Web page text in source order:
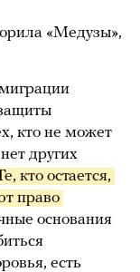
«Медузы»,
кто не может
других
кто остается,
право
основания
есть